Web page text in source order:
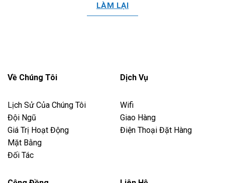
Về Chúng Tôi
Lịch Sử Của Chúng Tôi
Đội Ngũ
Giá Trị Hoạt Động
Mặt Bằng
Đối Tác
Dịch Vụ
Wifi
Giao Hàng
Điện Thoại Đặt Hàng